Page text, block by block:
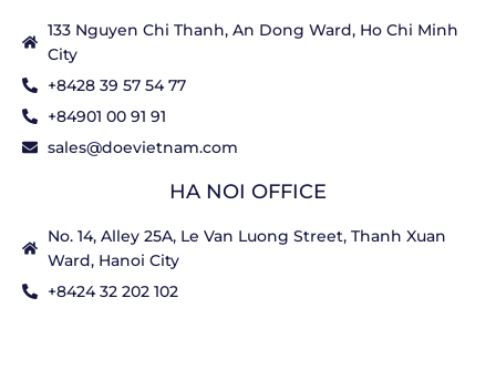
133 Nguyen Chi Thanh, An Dong Ward, Ho Chi Minh
City
+8428 39 57 54 77
+84901 00 91 91
sales@doevietnam.com
HA NOI OFFICE
No. 14, Alley 25A, Le Van Luong Street, Thanh Xuan
Ward, Hanoi City
+8424 32 202 102